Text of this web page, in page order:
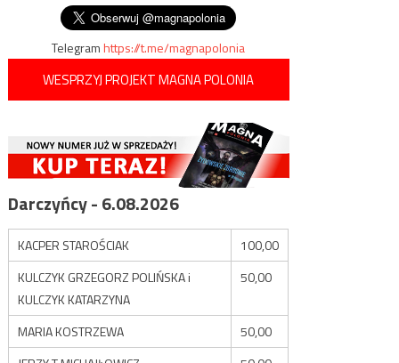
wpisu
Telegramhttps://t.me/magnapolonia
WESPRZYJ PROJEKT MAGNA POLONIA
Darczyńcy - 6.08.2026
KACPER STAROŚCIAK
100,00
KULCZYK GRZEGORZ POLIŃSKA i
KULCZYK KATARZYNA
50,00
MARIA KOSTRZEWA
50,00